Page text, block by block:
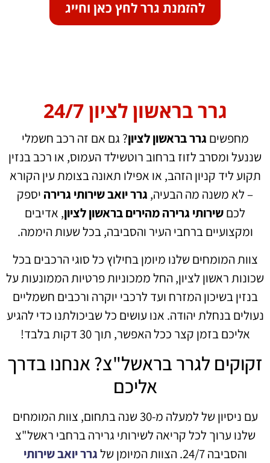
להזמנת גרר לחץ כאן וחייג
גרר בראשון לציון 24/7
מחפשים גרר בראשון לציון? גם אם זה רכב חשמלי
שננעל ומסרב לזוז ברחוב רוטשילד העמוס, או רכב בנזין
תקוע ליד קניון הזהב, או אפילו תאונה בצומת עין הקורא
– לא משנה מה הבעיה, גרר יואב שירותי גרירה יספק
לכםשירותי גרירה מהירים בראשון לציון, אדיבים
ומקצועיים ברחבי העיר והסביבה, בכל שעות היממה.
צוות המומחים שלנו מיומן בחילוץ כל סוגי הרכבים בכל
שכונות ראשון לציון, החל ממכוניות פרטיות הממונעות על
בנזין בשיכון המזרח ועד לרכבי יוקרה ורכבים חשמליים
נעולים בנחלת יהודה. אנו עושים כל שביכולתנו כדי להגיע
אליכם בזמן קצר ככל האפשר, תוך 30 דקות בלבד!
זקוקים לגרר בראשל"צ? אנחנו בדרך
אליכם
עם ניסיון של למעלה מ-30 שנה בתחום, צוות המומחים
שלנו ערוך לכל קריאה לשירותי גרירה ברחבי ראשל"צ
והסביבה 24/7. הצוות המיומן של
גרר יואב שירותי